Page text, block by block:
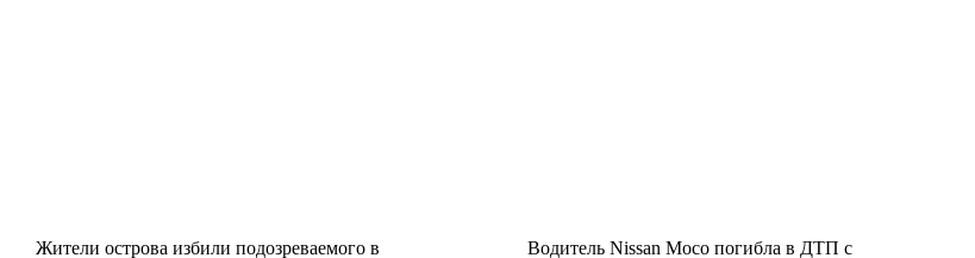
Жители острова избили подозреваемого в
Водитель Nissan Moco погибла в ДТП с